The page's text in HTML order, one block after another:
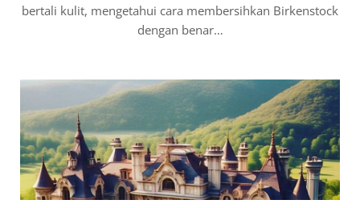
bertali kulit, mengetahui cara membersihkan Birkenstock
dengan benar…